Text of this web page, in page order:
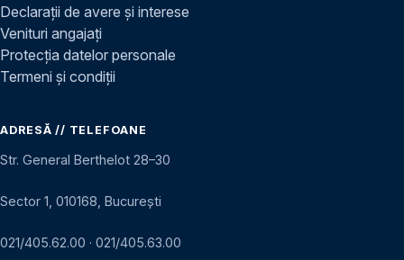
Declarații de avere și interese
Venituri angajați
Protecția datelor personale
Termeni și condiții
ADRESĂ // TELEFOANE
Str. General Berthelot 28–30
Sector 1, 010168, București
021/405.62.00 · 021/405.63.00